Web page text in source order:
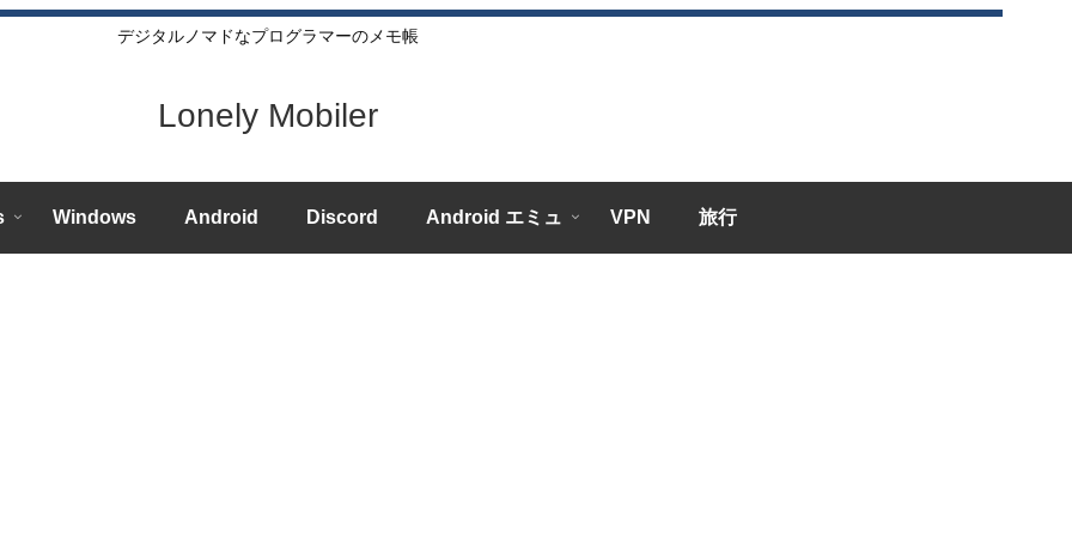
デジタルノマドなプログラマーのメモ帳
Lonely Mobiler
Windows Android Discord Android エミュ VPN 旅行